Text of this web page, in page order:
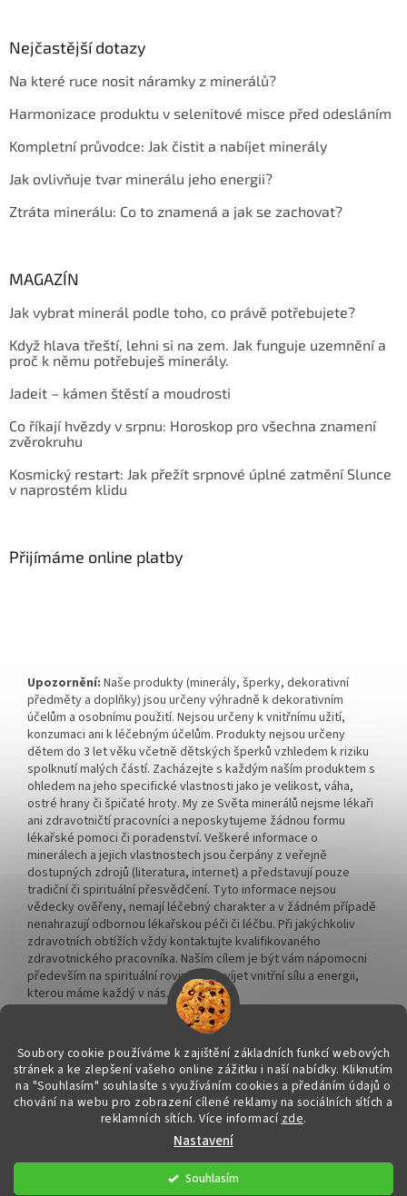
Soubory cookie používáme k zajištění základních funkcí webových
stránek a ke zlepšení vašeho online zážitku i naší nabídky. Kliknutím
na "Souhlasím" souhlasíte s využíváním cookies a předáním údajů o
chování na webu pro zobrazení cílené reklamy na sociálních sítích a
reklamních sítích. Více informací zde.
Nastavení
Souhlasím
Nejčastější dotazy
Na které ruce nosit náramky z minerálů?
Harmonizace produktu v selenitové misce před odesláním
Kompletní průvodce: Jak čistit a nabíjet minerály
Jak ovlivňuje tvar minerálu jeho energii?
Ztráta minerálu: Co to znamená a jak se zachovat?
MAGAZÍN
Jak vybrat minerál podle toho, co právě potřebujete?
Když hlava třeští, lehni si na zem. Jak funguje uzemnění a
proč k němu potřebuješ minerály.
Jadeit – kámen štěstí a moudrosti
Co říkají hvězdy v srpnu: Horoskop pro všechna znamení
zvěrokruhu
Kosmický restart: Jak přežít srpnové úplné zatmění Slunce
v naprostém klidu
Přijímáme online platby
Upozornění: Naše produkty (minerály, šperky, dekorativní
předměty a doplňky) jsou určeny výhradně k dekorativním
účelům a osobnímu použití. Nejsou určeny k vnitřnímu užití,
konzumaci ani k léčebným účelům. Produkty nejsou určeny
dětem do 3 let věku včetně dětských šperků vzhledem k riziku
spolknutí malých částí. Zacházejte s každým naším produktem s
ohledem na jeho specifické vlastnosti jako je velikost, váha,
ostré hrany či špičaté hroty. My ze Světa minerálů nejsme lékaři
ani zdravotničtí pracovníci a neposkytujeme žádnou formu
lékařské pomoci či poradenství. Veškeré informace o
minerálech a jejich vlastnostech jsou čerpány z veřejně
dostupných zdrojů (literatura, internet) a představují pouze
tradiční či spirituální přesvědčení. Tyto informace nejsou
vědecky ověřeny, nemají léčebný charakter a v žádném případě
nenahrazují odbornou lékařskou péči či léčbu. Při jakýchkoliv
zdravotních obtížích vždy kontaktujte kvalifikovaného
zdravotnického pracovníka. Naším cílem je být vám nápomocni
především na spirituální rovině a rozvíjet vnitřní sílu a energii,
kterou máme každý v nás.
Vytvořil Shoptet
nastavení cookies